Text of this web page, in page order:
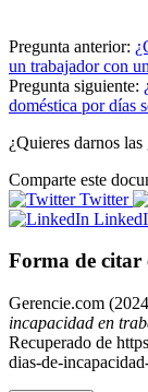
Pregunta anterior:
un trabajador con
Pregunta siguiente:
doméstica por días
¿Quieres darnos las
Comparte este
Twitter
Forma de citar
Gerencie.com
incapacidad en
Recuperado de
dias-de-